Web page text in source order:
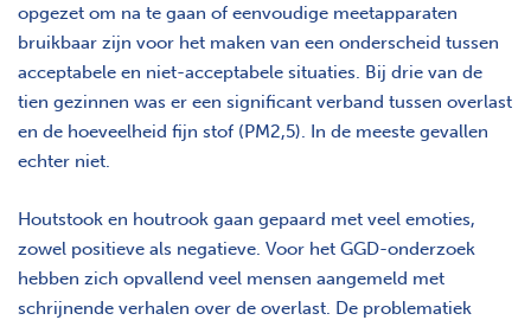
opgezet om na te gaan of eenvoudige meetapparaten
bruikbaar zijn voor het maken van een onderscheid tussen
acceptabele en niet-acceptabele situaties. Bij drie van de
tien gezinnen was er een significant verband tussen overlast
en de hoeveelheid fijn stof (PM2,5). In de meeste gevallen
echter niet.
Houtstook en houtrook gaan gepaard met veel emoties,
zowel positieve als negatieve. Voor het GGD-onderzoek
hebben zich opvallend veel mensen aangemeld met
schrijnende verhalen over de overlast. De problematiek